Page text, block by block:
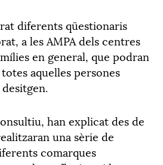
diferents qüestionaris
a les AMPA dels centres
en general, que podran
aquelles persones
han explicat des de
una sèrie de
comarques